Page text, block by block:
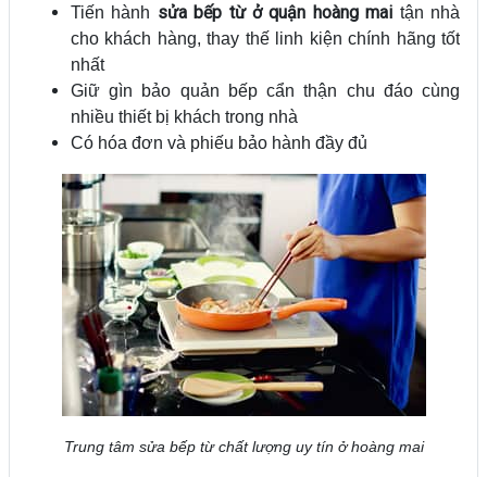
Tiến hành sửa bếp từ ở quận hoàng mai tận nhà
cho khách hàng, thay thế linh kiện chính hãng tốt
nhất
Giữ gìn bảo quản bếp cẩn thận chu đáo cùng
nhiều thiết bị khách trong nhà
Có hóa đơn và phiếu bảo hành đầy đủ
Trung tâm sửa bếp từ chất lượng uy tín ở hoàng mai